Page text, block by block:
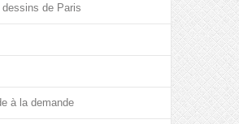
dessins de Paris
à la demande